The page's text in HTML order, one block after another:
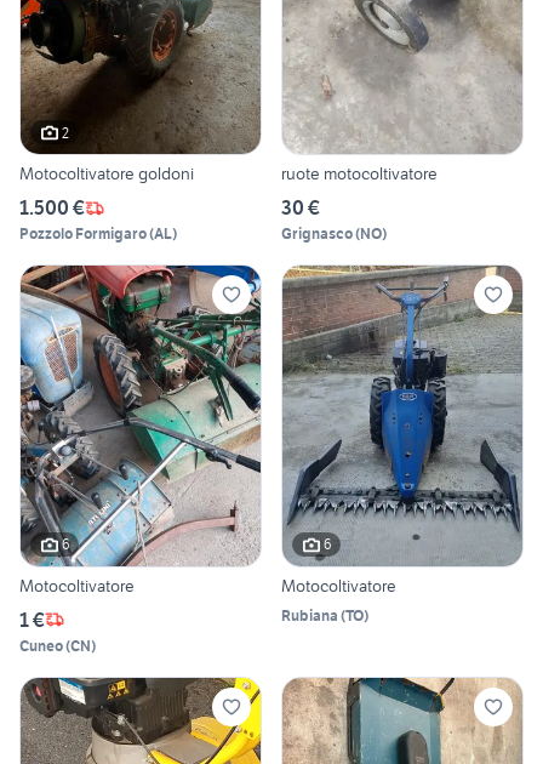
2
Motocoltivatore goldoni
1.500 €
Pozzolo Formigaro(AL)
ruote motocoltivatore
30 €
Grignasco(NO)
6
Motocoltivatore
1 €
Cuneo(CN)
6
Motocoltivatore
Rubiana (TO)